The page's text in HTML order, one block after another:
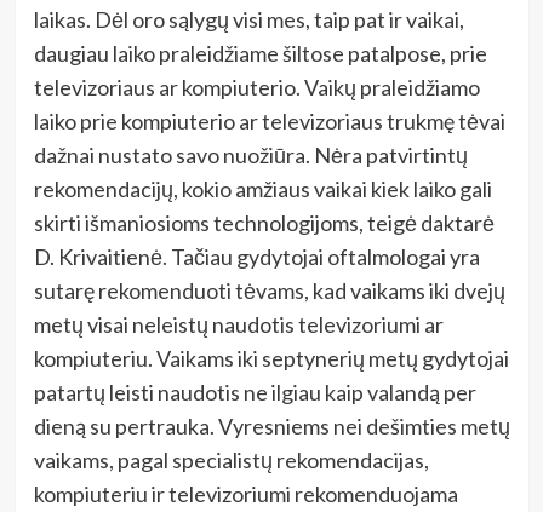
laikas. Dėl oro sąlygų visi mes, taip pat ir vaikai,
daugiau laiko praleidžiame šiltose patalpose, prie
televizoriaus ar kompiuterio. Vaikų praleidžiamo
laiko prie kompiuterio ar televizoriaus trukmę tėvai
dažnai nustato savo nuožiūra. Nėra patvirtintų
rekomendacijų, kokio amžiaus vaikai kiek laiko gali
skirti išmaniosioms technologijoms, teigė daktarė
D. Krivaitienė. Tačiau gydytojai oftalmologai yra
sutarę rekomenduoti tėvams, kad vaikams iki dvejų
metų visai neleistų naudotis televizoriumi ar
kompiuteriu. Vaikamsiki septynerių metų gydytojai
patartų leisti naudotis ne ilgiau kaip valandą per
dieną su pertrauka. Vyresniems nei dešimties metų
vaikams, pagal specialistų rekomendacijas,
kompiuteriu ir televizoriumi rekomenduojama